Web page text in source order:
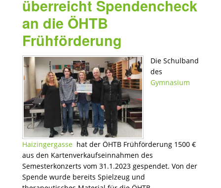
überreicht Spendencheck
an die ÖHTB
Frühförderung
Die Schulband
des
Gymnasium
Haizingergassehat der ÖHTB Frühförderung 1500 €
aus den Kartenverkaufseinnahmen des
Semesterkonzerts vom 31.1.2023 gespendet. Von der
Spende wurde bereits Spielzeug und